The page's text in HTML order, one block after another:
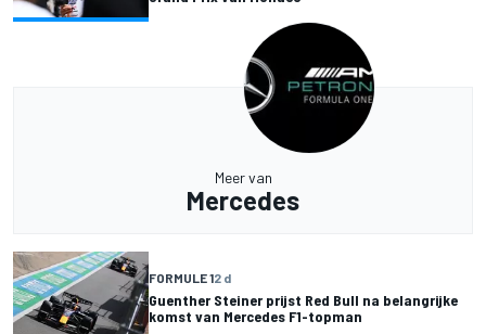
Meer van
Mercedes
FORMULE 12 d
Guenther Steiner prijst Red Bull na belangrijke
komst van Mercedes F1-topman